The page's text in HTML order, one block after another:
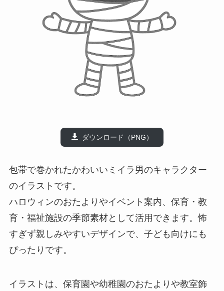
ダウンロード（PNG）
包帯で巻かれたかわいいミイラ男のキャラクター
のイラストです。
ハロウィンのおたよりやイベント案内、保育・教
育・福祉施設の季節素材として活用できます。怖
すぎず親しみやすいデザインで、子ども向けにも
ぴったりです。
イラストは、保育園や幼稚園のおたよりや教室飾